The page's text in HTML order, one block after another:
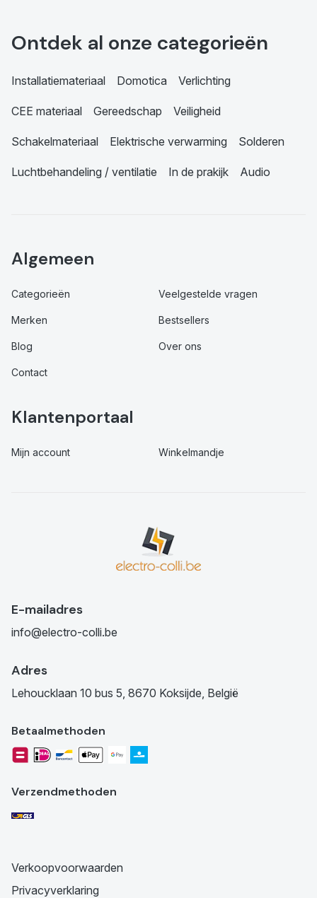
Ontdek al onze categorieën
Installatiemateriaal Domotica Verlichting
CEE materiaal Gereedschap Veiligheid
Schakelmateriaal Elektrische verwarming Solderen
Luchtbehandeling / ventilatie In de prakijk Audio
Algemeen
Categorieën Veelgestelde vragen
Merken Bestsellers
Blog Over ons
Contact
Klantenportaal
Mijn account Winkelmandje
E-mailadres
info@electro-colli.be
Adres
Lehoucklaan 10 bus 5, 8670 Koksijde, België
Betaalmethoden
Verzendmethoden
Verkoopvoorwaarden
Privacyverklaring